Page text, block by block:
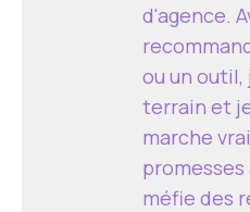
d'agence.
ou un outil,
terrain et
marche
promesses
méfie des